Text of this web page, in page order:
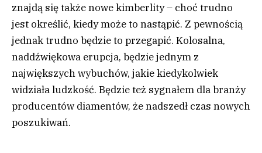
znajdą się także nowe kimberlity – choć trudno
jest określić, kiedy może to nastąpić. Z pewnością
jednak trudno będzie to przegapić. Kolosalna,
naddźwiękowa erupcja, będzie jednym z
największych wybuchów, jakie kiedykolwiek
widziała ludzkość. Będzie też sygnałem dla branży
producentów diamentów, że nadszedł czas nowych
poszukiwań.